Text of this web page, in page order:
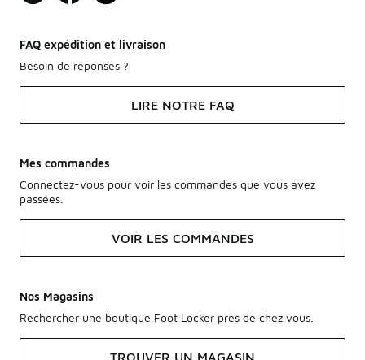
FAQ expédition et livraison
Besoin de réponses ?
LIRE NOTRE FAQ
Mes commandes
Connectez-vous pour voir les commandes que vous avez
passées.
VOIR LES COMMANDES
Nos Magasins
Rechercher une boutique Foot Locker près de chez vous.
TROUVER UN MAGASIN